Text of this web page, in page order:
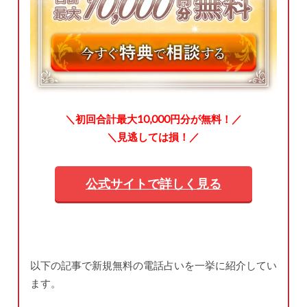
＼初回合計最大10,000円分が無料！／
＼見逃しては損！／
公式サイトで詳しく見る
以下の記事で新規無料の電話占いを一挙に紹介してい
ます。